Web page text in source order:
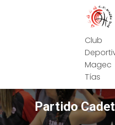
Club
Magec
Tías
Partido